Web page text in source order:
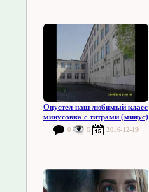
Опустел наш любимый класс
минусовка с титрами (минус)
0 0 2016-12-19